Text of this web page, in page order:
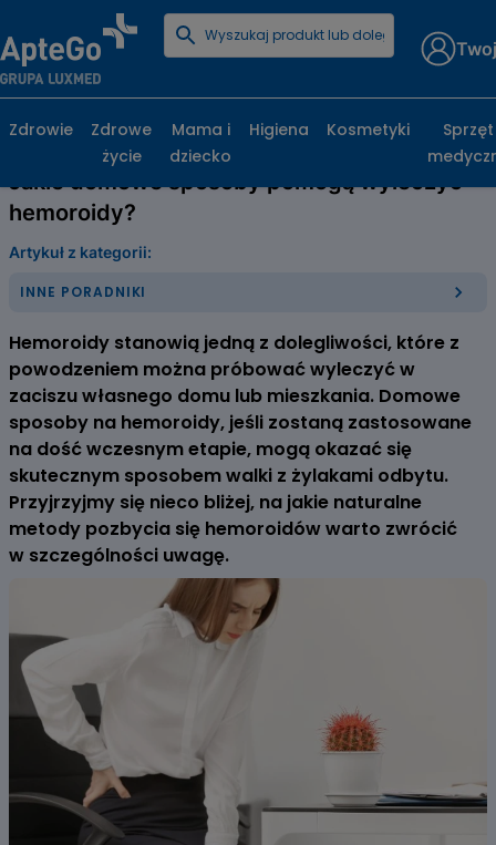
Strona główna
Jakie domowe sposoby pomogą wyleczyć
hemoroidy?
Artykuł z kategorii:
INNE PORADNIKI
Hemoroidy stanowią jedną z dolegliwości, które z
powodzeniem można próbować wyleczyć w
zaciszu własnego domu lub mieszkania. Domowe
sposoby na hemoroidy, jeśli zostaną zastosowane
na dość wczesnym etapie, mogą okazać się
skutecznym sposobem walki z żylakami odbytu.
Przyjrzyjmy się nieco bliżej, na jakie naturalne
metody pozbycia się hemoroidów warto zwrócić
w szczególności uwagę.
Zdrowie
Zdrowe
życie
Mama i
dziecko
Higiena Kosmetyki
Sprzęt